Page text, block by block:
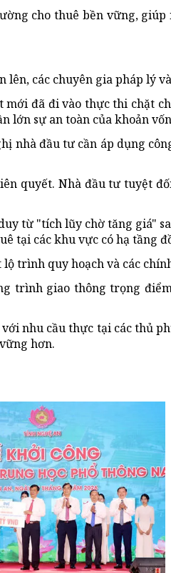
cho thuê bền vững,
lên, các chuyên gia pháp lý
mới đã đi vào thực thi chặt
lớn sự an toàn của khoản
nhà đầu tư cần áp dụng
quyết. Nhà đầu tư tuyệt
từ "tích lũy chờ tăng giá"
tại các khu vực có hạ tầng
lộ trình quy hoạch và các
trình giao thông trọng
nhu cầu thực tại các thủ
hơn.